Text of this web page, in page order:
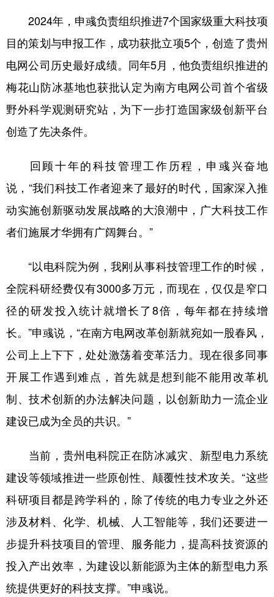
2024年，申彧负责组织推进7个国家级重大科技项
目的策划与申报工作，成功获批立项5个，创造了贵州
电网公司历史最好成绩。同年5月，他负责组织推进的
梅花山防冰基地也获批认定为南方电网公司首个省级
野外科学观测研究站，为下一步打造国家级创新平台
创造了先决条件。
回顾十年的科技管理工作历程，申彧兴奋地
说，“我们科技工作者迎来了最好的时代，国家深入推
动实施创新驱动发展战略的大浪潮中，广大科技工作
者们施展才华拥有广阔舞台。”
“以电科院为例，我刚从事科技管理工作的时候，
全院科研经费仅有3000多万元，而现在，仅仅是窄口
径的研发投入统计就增长了8倍，每年都在持续增
长。”申彧说，“在南方电网改革创新就宛如一股春风，
公司上上下下，处处激荡着变革活力。现在很多同事
开展工作遇到难点，首先就是想到能不能用改革机
制、技术创新的办法解决问题，以创新助力一流企业
建设已成为全员的共识。”
当前，贵州电科院正在防冰减灾、新型电力系统
建设等领域推进一些原创性、颠覆性技术攻关。“这些
科研项目都是跨学科的，除了传统的电力专业之外还
涉及材料、化学、机械、人工智能等，我们还要进一
步提升科技项目的管理、服务能力，提高科技资源的
投入产出效率，为建设以新能源为主体的新型电力系
统提供更好的科技支撑。”申彧说。